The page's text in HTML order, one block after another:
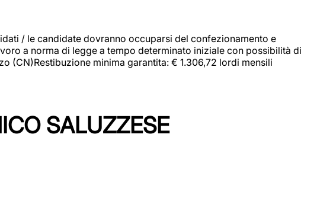
/ le candidate dovranno occuparsi del confezionamento e
a norma di legge a tempo determinato iniziale con possibilità di
(CN)Restibuzione minima garantita: € 1.306,72 lordi mensili
SALUZZESE